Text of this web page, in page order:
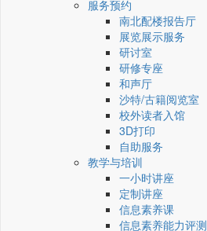
服务预约
南北配楼报告厅
展览展示服务
研讨室
研修专座
和声厅
沙特/古籍阅览室
校外读者入馆
3D打印
自助服务
教学与培训
一小时讲座
定制讲座
信息素养课
信息素养能力评测